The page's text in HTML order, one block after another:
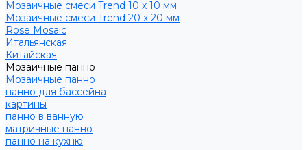
Мозаичные смеси Trend 10 х 10 мм
Мозаичные смеси Trend 20 х 20 мм
Rose Mosaic
Итальянская
Китайская
Мозаичные панно
Мозаичные панно
панно для бассейна
картины
панно в ванную
матричные панно
панно на кухню